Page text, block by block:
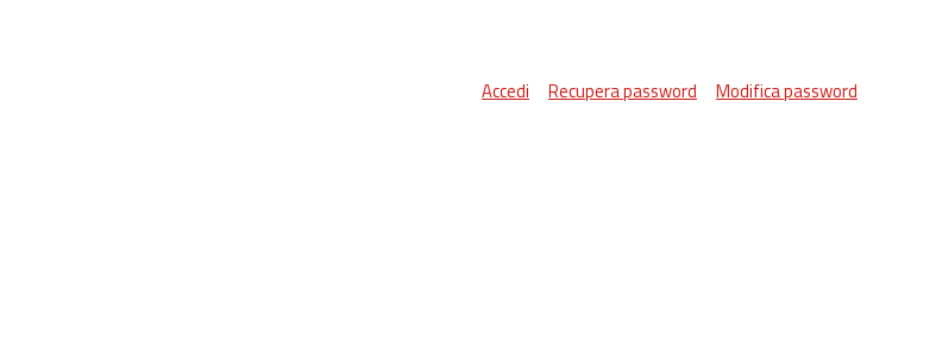
Accedi Recupera password Modifica password